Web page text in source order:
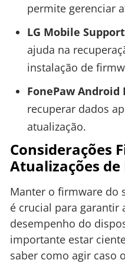
permite gerenciar
LG Mobile
ajuda na
instalação de
FonePaw Android
recuperar dados
atualização.
Considerações
Atualizações
Manter o firmware do
é crucial para garantir
desempenho do
importante estar
saber como agir caso